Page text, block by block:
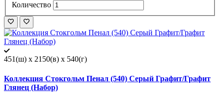
Количество
451(ш) x 2150(в) x 540(г)
Коллекция Стокгольм Пенал (540) Серый Графит/Графит
Глянец (Набор)